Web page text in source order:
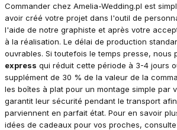
Commander chez Amelia-Wedding.pl est
avoir créé votre projet dans l'outil de
l'aide de notre graphiste et après votre
à la réalisation. Le délai de production
ouvrables. Si toutefois le temps presse, nous
express qui réduit cette période à 3-4 jours
supplément de 30 % de la valeur de la
les boîtes à plat pour un montage simple par
garantit leur sécurité pendant le transport
parviennent en parfait état. Pour en savoir
idées de cadeaux pour vos proches,